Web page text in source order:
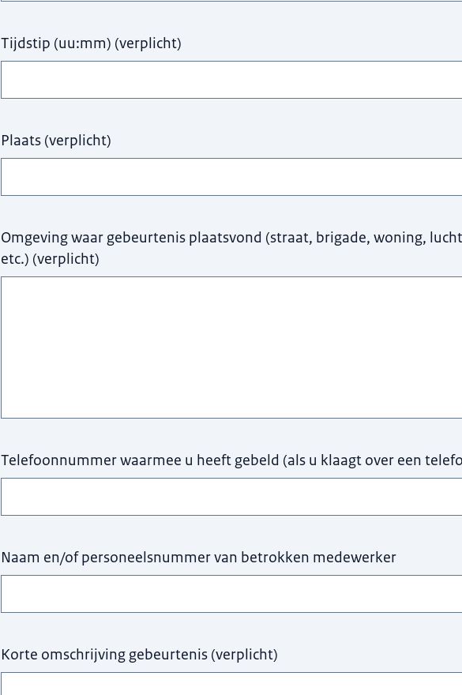
Tijdstip (uu:mm) (verplicht)
Plaats (verplicht)
Omgeving waar gebeurtenis plaatsvond (straat, brigade, woning,
etc.) (verplicht)
Telefoonnummer waarmee u heeft gebeld (als u klaagt over een
Naam en/of personeelsnummer van betrokken medewerker
Korte omschrijving gebeurtenis (verplicht)